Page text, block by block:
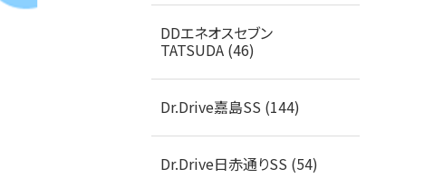
DDエネオスセブン
TATSUDA (46)
Dr.Drive嘉島SS (144)
Dr.Drive日赤通りSS (54)